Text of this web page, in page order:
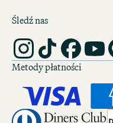
Śledź nas
Metody płatności